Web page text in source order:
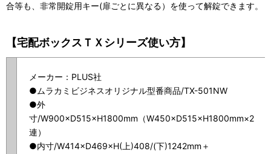
合等も、非常開錠用キー(扉ごとに異なる）を使って解錠できます。
【宅配ボックスＴＸシリーズ使い方】
メーカー：PLUS社
●ムラカミビジネスオリジナル型番商品/TX-501NW
●外
寸/W900×D515×H1800mm（W450×D515×H1800mm×2
連）
●内寸/W414×D469×H(上)408/(下)1242mm＋